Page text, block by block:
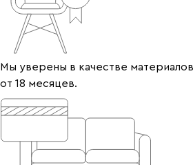
Мы уверены в качестве
от 18 месяцев.